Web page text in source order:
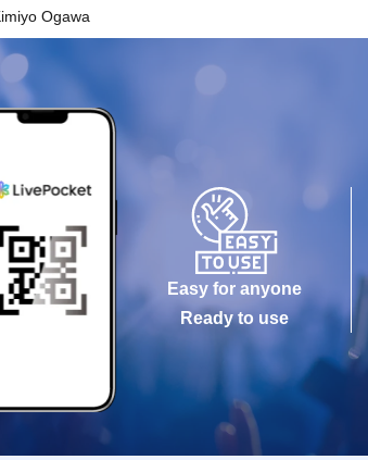
Ogawa
Easy for anyone
Ready to use